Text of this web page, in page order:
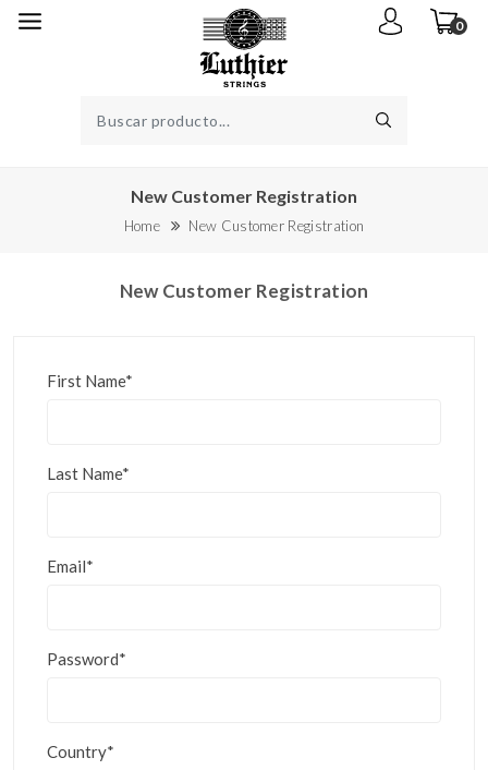
0
New Customer Registration
Home New Customer Registration
New Customer Registration
First Name*
Last Name*
Email*
Password*
Country*